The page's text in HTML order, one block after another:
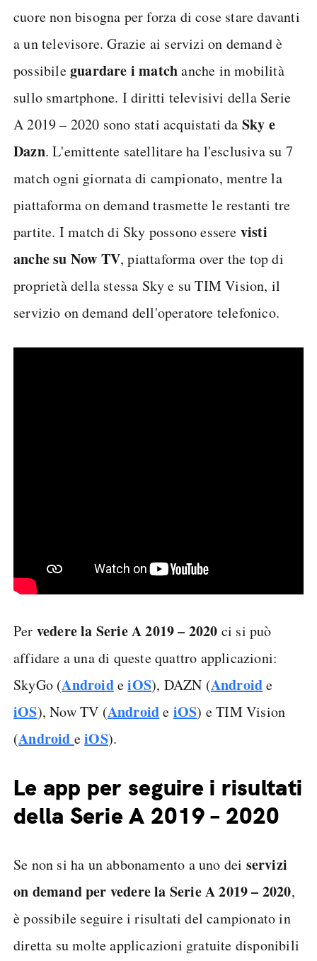
cuore non bisogna per forza di cose stare davanti
a un televisore. Grazie ai servizi on demand è
possibileguardare i matchanche in mobilità
sullo smartphone. I diritti televisivi della Serie
A 2019 – 2020 sono stati acquistati da Sky e
Dazn. L'emittente satellitare ha l'esclusiva su 7
match ogni giornata di campionato, mentre la
piattaforma on demand trasmette le restanti tre
partite. I match di Sky possono essere visti
anche su Now TV, piattaforma over the top di
proprietà della stessa Sky e su TIM Vision, il
servizio on demand dell'operatore telefonico.
Per vedere la Serie A 2019 – 2020 ci si può
affidare a una di queste quattro applicazioni:
SkyGo (AndroideiOS), DAZN (Androide
iOS), Now TV (Androide iOS) e TIM Vision
(Android eiOS).
Le app per seguire i risultati
della Serie A 2019 – 2020
Se non si ha un abbonamento a uno dei servizi
on demand per vedere la Serie A 2019 – 2020,
è possibile seguire i risultati del campionato in
diretta su molte applicazioni gratuite disponibili